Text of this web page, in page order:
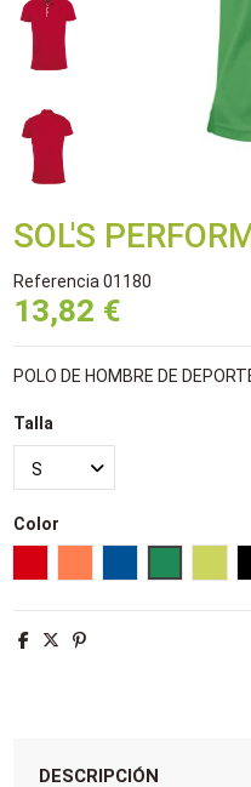
SOL'S
Referencia 01180
13,82 €
POLO DE HOMBRE DE
Talla
Color
DESCRIPCIÓN